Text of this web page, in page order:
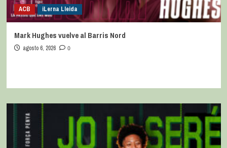
ACB iLerna Lleida
Mark Hughes vuelve al Barris Nord
agosto 6, 2026 0